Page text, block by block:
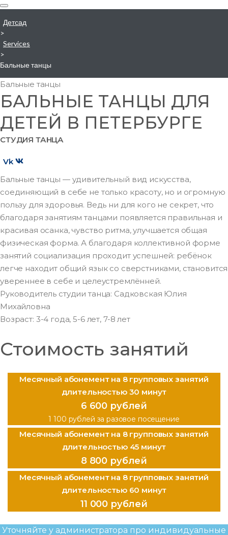
Детсад
>
Services
>
Бальные танцы
Бальные танцы
БАЛЬНЫЕ ТАНЦЫ ДЛЯ
ДЕТЕЙ В ПЕТЕРБУРГЕ
СТУДИЯ ТАНЦА
Vk
Бальные танцы — удивительный вид искусства,
соединяющий в себе не только красоту, но и огромную
пользу для здоровья. Ведь ни для кого не секрет, что
благодаря занятиям танцами появляется правильная и
красивая осанка, чувство ритма, улучшается общая
физическая форма. А благодаря коллективной форме
занятий социализация проходит успешней: ребёнок
легче находит общий язык со сверстниками, становится
увереннее в себе и целеустремлённей.
Руководитель студии танца: Садковская Юлия
Михайловна
Возраст: 3-4 года, 5-6 лет, 7-8 лет
Стоимость занятий
Месячный абонемент на 8 групповых занятий
длительностью 30 минут
6 600 рублей
1 100 рублей за разовое посещение
Месячный абонемент на 8 групповых занятий
длительностью 45 минут
8 800 рублей
Месячный абонемент на 8 групповых занятий
длительностью 60 минут
11 000 рублей
Уточняйте у администратора про индивидуальные